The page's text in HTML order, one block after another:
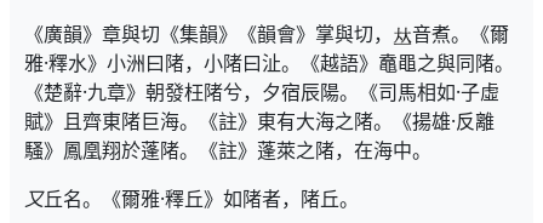
《廣韻》章與切《集韻》《韻會》掌與切，
音煮。《爾
雅·釋水》小洲曰陼，小陼曰沚。《越語》鼁黽之與同陼。
《楚辭·九章》朝發枉陼兮，夕宿辰陽。《司馬相如·子虛
賦》且齊東陼巨海。《註》東有大海之陼。《揚雄·反離
騷》鳳凰翔於蓬陼。《註》蓬萊之陼，在海中。
又丘名。《爾雅·釋丘》如陼者，陼丘。